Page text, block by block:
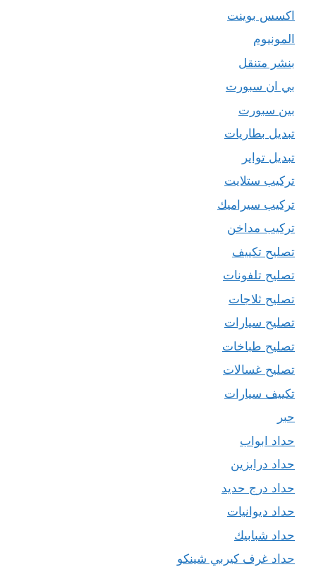
اكسس بوينت
المونيوم
بنشر متنقل
بي ان سبورت
بين سبورت
تبديل بطاريات
تبديل تواير
تركيب ستلايت
تركيب سيراميك
تركيب مداخن
تصليح تكييف
تصليح تلفونات
تصليح ثلاجات
تصليح سيارات
تصليح طباخات
تصليح غسالات
تكييف سيارات
حبر
حداد ابواب
حداد درابزين
حداد درج حديد
حداد ديوانيات
حداد شبابيك
حداد غرف كيربي شينكو